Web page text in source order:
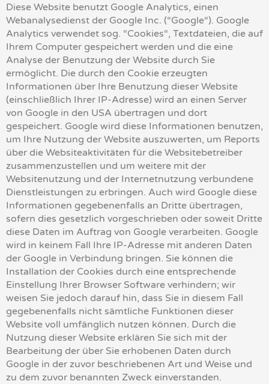
Diese Website benutzt Google Analytics, einen
Webanalysedienst der Google Inc. (“Google“). Google
Analytics verwendet sog. “Cookies“, Textdateien, die auf
Ihrem Computer gespeichert werden und die eine
Analyse der Benutzung der Website durch Sie
ermöglicht. Die durch den Cookie erzeugten
Informationen über Ihre Benutzung dieser Website
(einschließlich Ihrer IP-Adresse) wird an einen Server
von Google in den USA übertragen und dort
gespeichert. Google wird diese Informationen benutzen,
um Ihre Nutzung der Website auszuwerten, um Reports
über die Websiteaktivitäten für die Websitebetreiber
zusammenzustellen und um weitere mit der
Websitenutzung und der Internetnutzung verbundene
Dienstleistungen zu erbringen. Auch wird Google diese
Informationen gegebenenfalls an Dritte übertragen,
sofern dies gesetzlich vorgeschrieben oder soweit Dritte
diese Daten im Auftrag von Google verarbeiten. Google
wird in keinem Fall Ihre IP-Adresse mit anderen Daten
der Google in Verbindung bringen. Sie können die
Installation der Cookies durch eine entsprechende
Einstellung Ihrer Browser Software verhindern; wir
weisen Sie jedoch darauf hin, dass Sie in diesem Fall
gegebenenfalls nicht sämtliche Funktionen dieser
Website voll umfänglich nutzen können. Durch die
Nutzung dieser Website erklären Sie sich mit der
Bearbeitung der über Sie erhobenen Daten durch
Google in der zuvor beschriebenen Art und Weise und
zu dem zuvor benannten Zweck einverstanden.